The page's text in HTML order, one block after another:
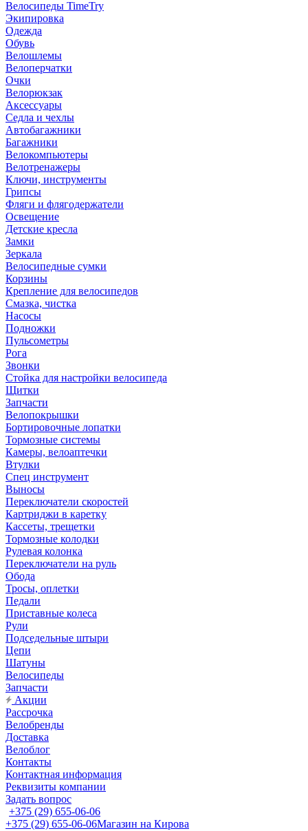
Велосипеды TimeTry
Экипировка
Одежда
Обувь
Велошлемы
Велоперчатки
Очки
Велорюкзак
Аксессуары
Седла и чехлы
Автобагажники
Багажники
Велокомпьютеры
Велотренажеры
Ключи, инструменты
Грипсы
Фляги и флягодержатели
Освещение
Детские кресла
Замки
Зеркала
Велосипедные сумки
Корзины
Крепление для велосипедов
Смазка, чистка
Насосы
Подножки
Пульсометры
Рога
Звонки
Стойка для настройки велосипеда
Щитки
Запчасти
Велопокрышки
Бортировочные лопатки
Тормозные системы
Камеры, велоаптечки
Втулки
Спец инструмент
Выносы
Переключатели скоростей
Картриджи в каретку
Кассеты, трещетки
Тормозные колодки
Рулевая колонка
Переключатели на руль
Обода
Тросы, оплетки
Педали
Приставные колеса
Рули
Подседельные штыри
Цепи
Шатуны
Велосипеды
Запчасти
Акции
Рассрочка
Велобренды
Доставка
Велоблог
Контакты
Контактная информация
Реквизиты компании
Задать вопрос
+375 (29) 655-06-06
+375 (29) 655-06-06Магазин на Кирова